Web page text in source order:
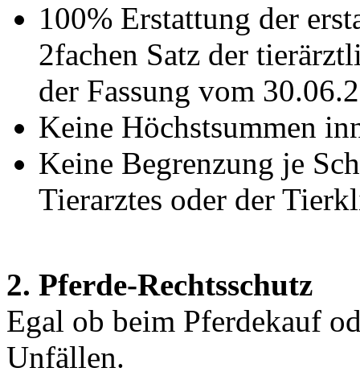
100% Erstattung der
2fachen Satz der
der Fassung vom
Keine Höchstsummen
Keine Begrenzung je
Tierarztes oder der
2. Pferde-Rechtsschutz
Egal ob beim Pferdekauf
Unfällen.